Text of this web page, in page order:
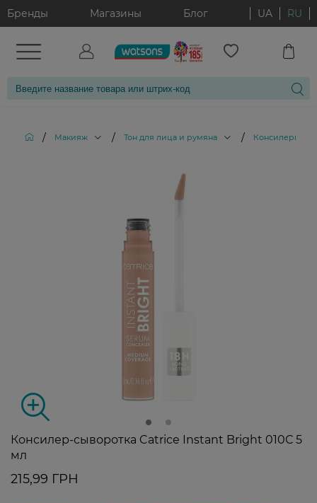
Бренды Магазины Блог UA RU
/ Макияж / Тон для лица и румяна / Консилеры
Консилер-сыворотка Catrice Instant Bright 010С 5
мл
215,99 ГРН